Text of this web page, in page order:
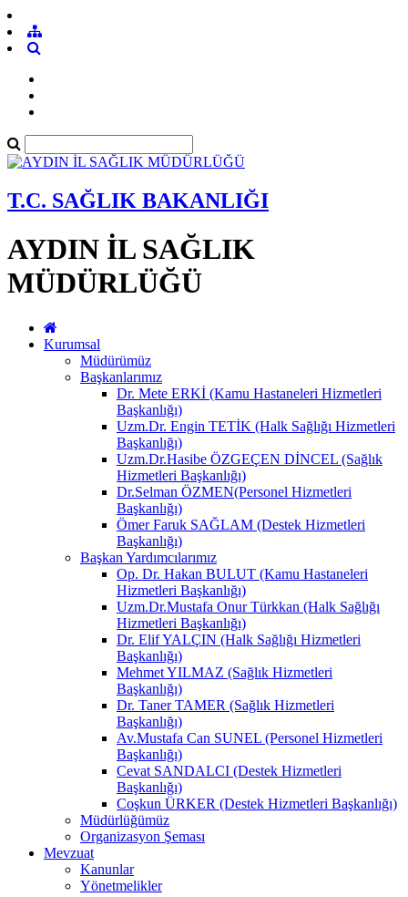
T.C. SAĞLIK BAKANLIĞI
AYDIN İL SAĞLIK
MÜDÜRLÜĞÜ
Kurumsal
Müdürümüz
Başkanlarımız
Dr. Mete ERKİ (Kamu Hastaneleri Hizmetleri
Başkanlığı)
Uzm.Dr. Engin TETİK (Halk Sağlığı Hizmetleri
Başkanlığı)
Uzm.Dr.Hasibe ÖZGEÇEN DİNCEL (Sağlık
Hizmetleri Başkanlığı)
Dr.Selman ÖZMEN(Personel Hizmetleri
Başkanlığı)
Ömer Faruk SAĞLAM (Destek Hizmetleri
Başkanlığı)
Başkan Yardımcılarımız
Op. Dr. Hakan BULUT (Kamu Hastaneleri
Hizmetleri Başkanlığı)
Uzm.Dr.Mustafa Onur Türkkan (Halk Sağlığı
Hizmetleri Başkanlığı)
Dr. Elif YALÇIN (Halk Sağlığı Hizmetleri
Başkanlığı)
Mehmet YILMAZ (Sağlık Hizmetleri
Başkanlığı)
Dr. Taner TAMER (Sağlık Hizmetleri
Başkanlığı)
Av.Mustafa Can SUNEL (Personel Hizmetleri
Başkanlığı)
Cevat SANDALCI (Destek Hizmetleri
Başkanlığı)
Coşkun ÜRKER (Destek Hizmetleri Başkanlığı)
Müdürlüğümüz
Organizasyon Şeması
Mevzuat
Kanunlar
Yönetmelikler